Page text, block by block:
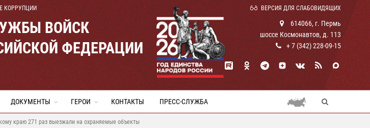
КОРРУПЦИИ ВЕРСИЯ ДЛЯ СЛАБОВИДЯЩИХ
ВОЙСК
ФЕДЕРАЦИИ
614066, г. Пермь
шоссе Космонавтов, д. 113
+ 7 (342) 228-09-15
ДОКУМЕНТЫ ГЕРОИ КОНТАКТЫ ПРЕСС-СЛУЖБА
краю 271 раз выезжали на охраняемые объекты